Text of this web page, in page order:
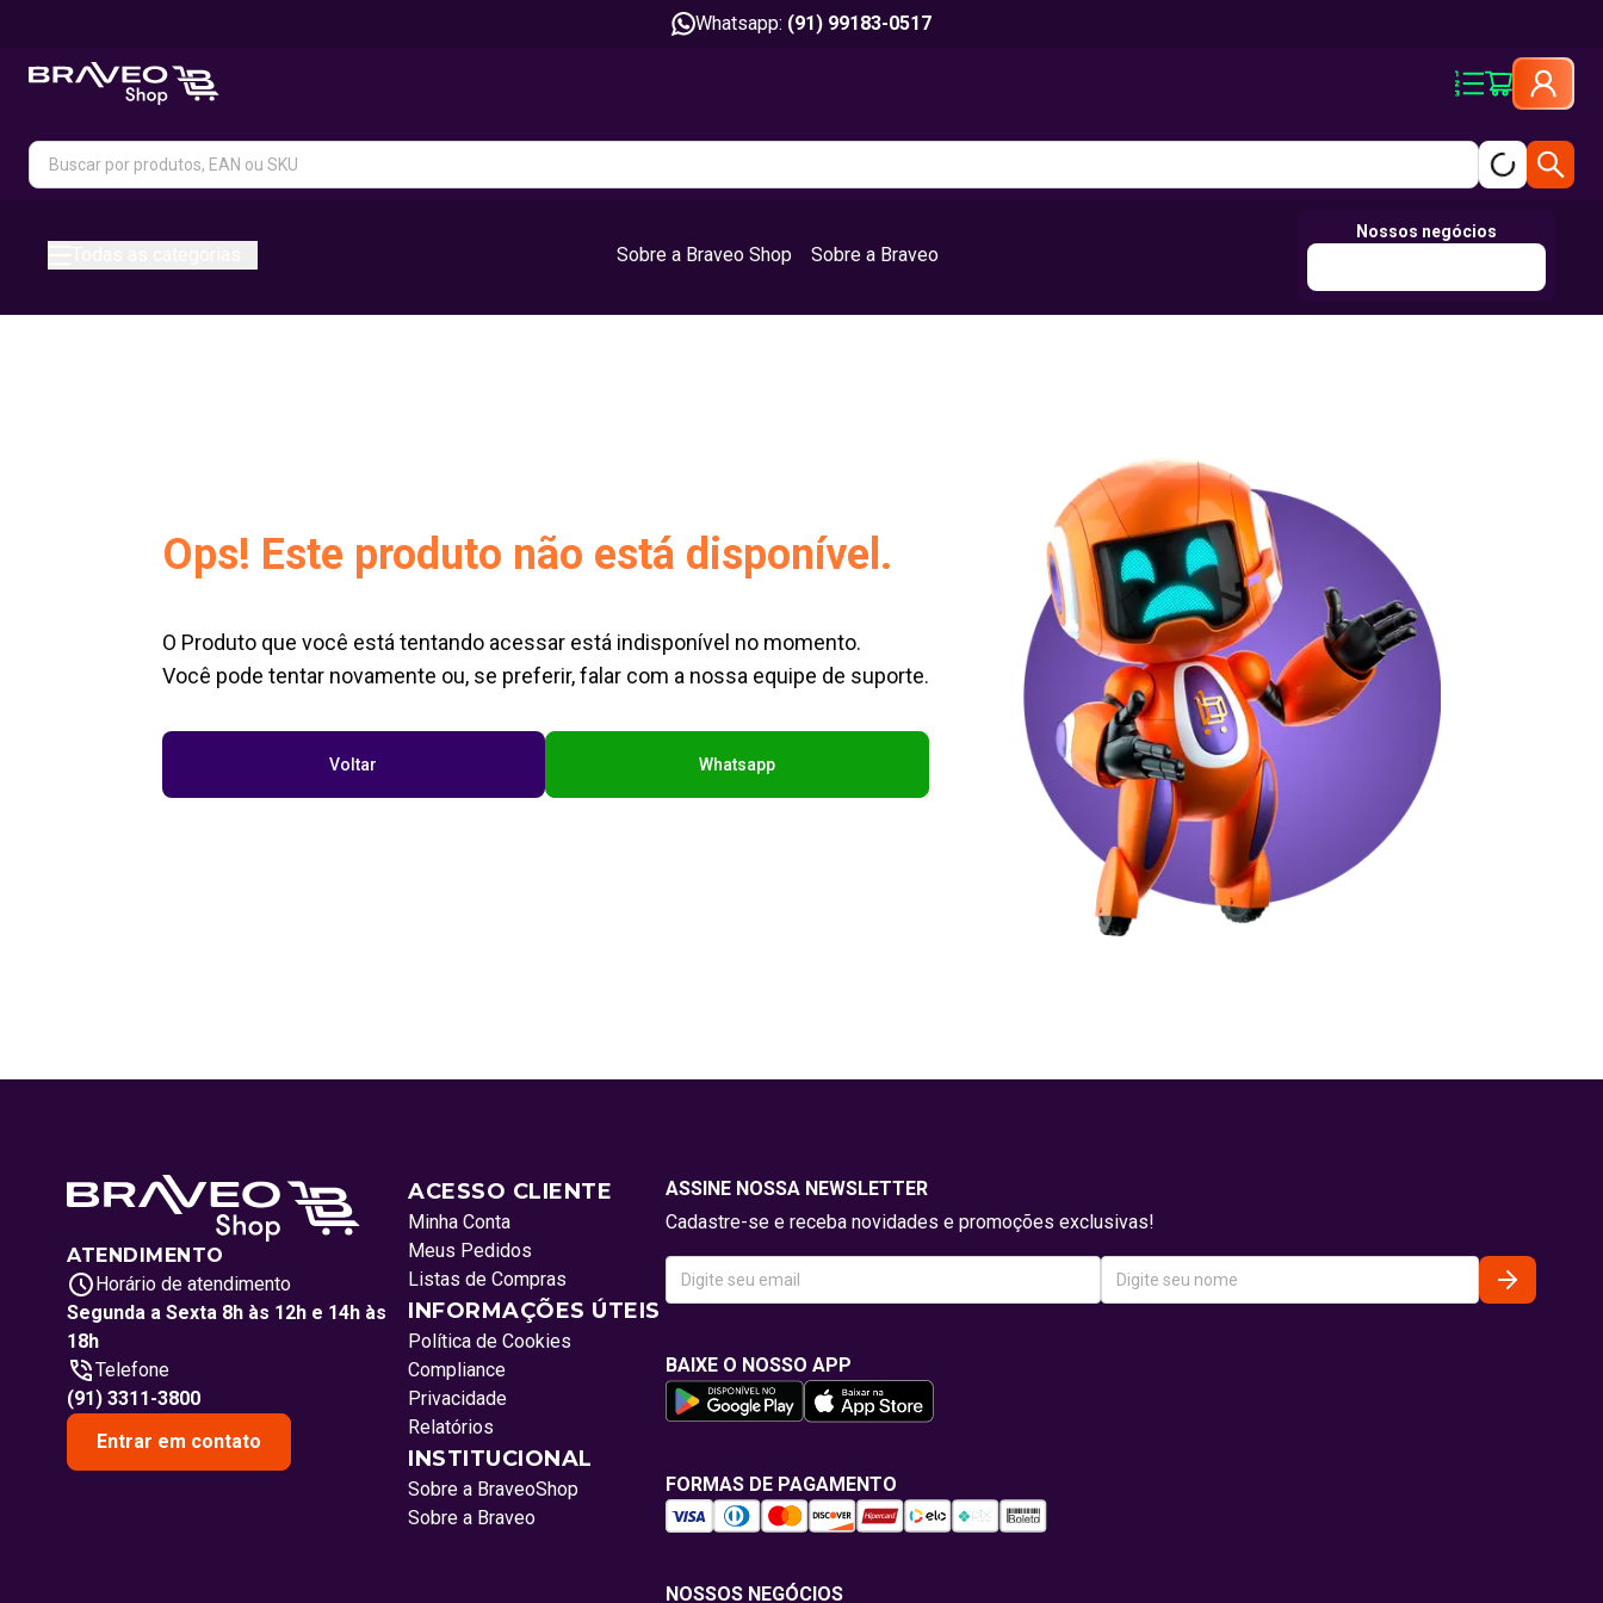
Whatsapp: (91) 99183-0517
Sobre a Braveo Shop Sobre a Braveo
Nossos negócios
Ops! Este produto não está disponível.
O Produto que você está tentando acessar está indisponível no momento.
Você pode tentar novamente ou, se preferir, falar com a nossa equipe de suporte.
Voltar Whatsapp
ATENDIMENTO
Horário de atendimento
Segunda a Sexta 8h às 12h e 14h às
18h
Telefone
(91) 3311-3800
Entrar em contato
ACESSO CLIENTE
Minha Conta
Meus Pedidos
Listas de Compras
INFORMAÇÕES ÚTEIS
Política de Cookies
Compliance
Privacidade
Relatórios
INSTITUCIONAL
Sobre a BraveoShop
Sobre a Braveo
ASSINE NOSSA NEWSLETTER
Cadastre-se e receba novidades e promoções exclusivas!
BAIXE O NOSSO APP
FORMAS DE PAGAMENTO
NOSSOS NEGÓCIOS